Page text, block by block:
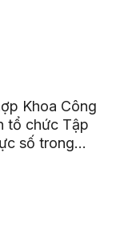
Khoa Công
tổ chức Tập
số trong